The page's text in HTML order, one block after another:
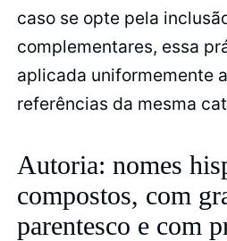
caso se opte pela
complementares, essa
aplicada uniformemente
referências da mesma
Autoria: nomes
compostos, com
parentesco e com